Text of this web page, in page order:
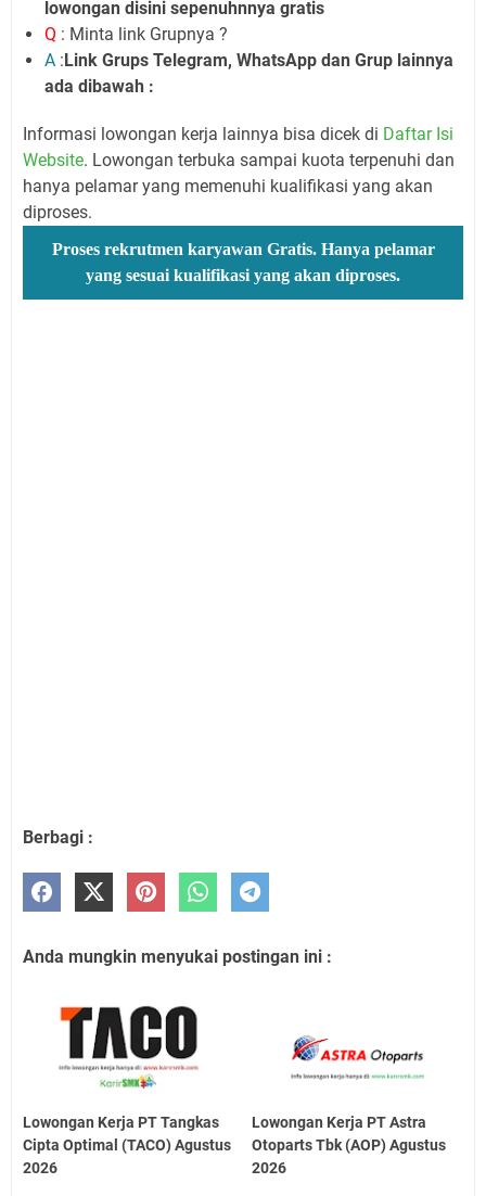
lowongan disini sepenuhnnya gratis
Q : Minta link Grupnya ?
A : Link Grups Telegram, WhatsApp dan Grup lainnya
ada dibawah :
Informasi lowongan kerja lainnya bisa dicek di Daftar Isi
Website. Lowongan terbuka sampai kuota terpenuhi dan
hanya pelamar yang memenuhi kualifikasi yang akan
diproses.
Proses rekrutmen karyawan Gratis. Hanya pelamar
yang sesuai kualifikasi yang akan diproses.
Berbagi :
Anda mungkin menyukai postingan ini :
Lowongan Kerja PT Tangkas
Cipta Optimal (TACO) Agustus
2026
Lowongan Kerja PT Astra
Otoparts Tbk (AOP) Agustus
2026